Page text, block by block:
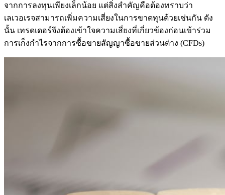
จากการลงทุนเพียงเล็กน้อย แต่สิ่งสำคัญคือต้องทราบว่า
เลเวอเรจสามารถเพิ่มความเสี่ยงในการขาดทุนด้วยเช่นกัน ดัง
นั้น เทรดเดอร์จึงต้องเข้าใจความเสี่ยงที่เกี่ยวข้องก่อนเข้าร่วม
การเก็งกำไรจากการซื้อขายสัญญาซื้อขายส่วนต่าง (CFDs)